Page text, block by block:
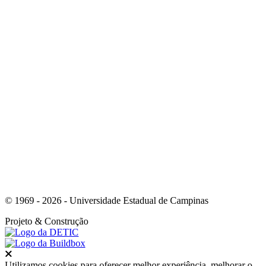
© 1969 - 2026 - Universidade Estadual de Campinas
Projeto & Construção